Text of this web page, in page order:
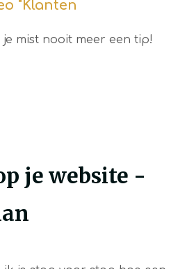
"Klanten
je mist nooit meer een tip!
je website -